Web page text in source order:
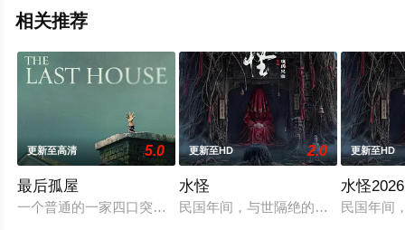
相关推荐
更新至高清 5.0
最后孤屋
一个普通的一家四口突遭诡异变故，被困在自家房屋中超过
更新至HD 2.0
水怪
民国年间，与世隔绝的怪水村被湖中
更新至HD
水怪2026
民国年间